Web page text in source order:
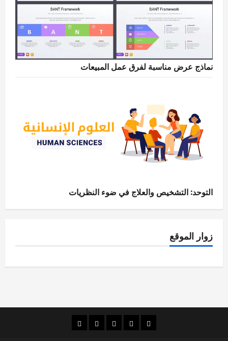
نماذج عرض مناسبة لفرق عمل المبيعات
التوحد: التشخيص والعلاج في ضوء النظريات
زوار الموقع
الصفحةقضاياالإنسانيات
الاقتصادقراءات